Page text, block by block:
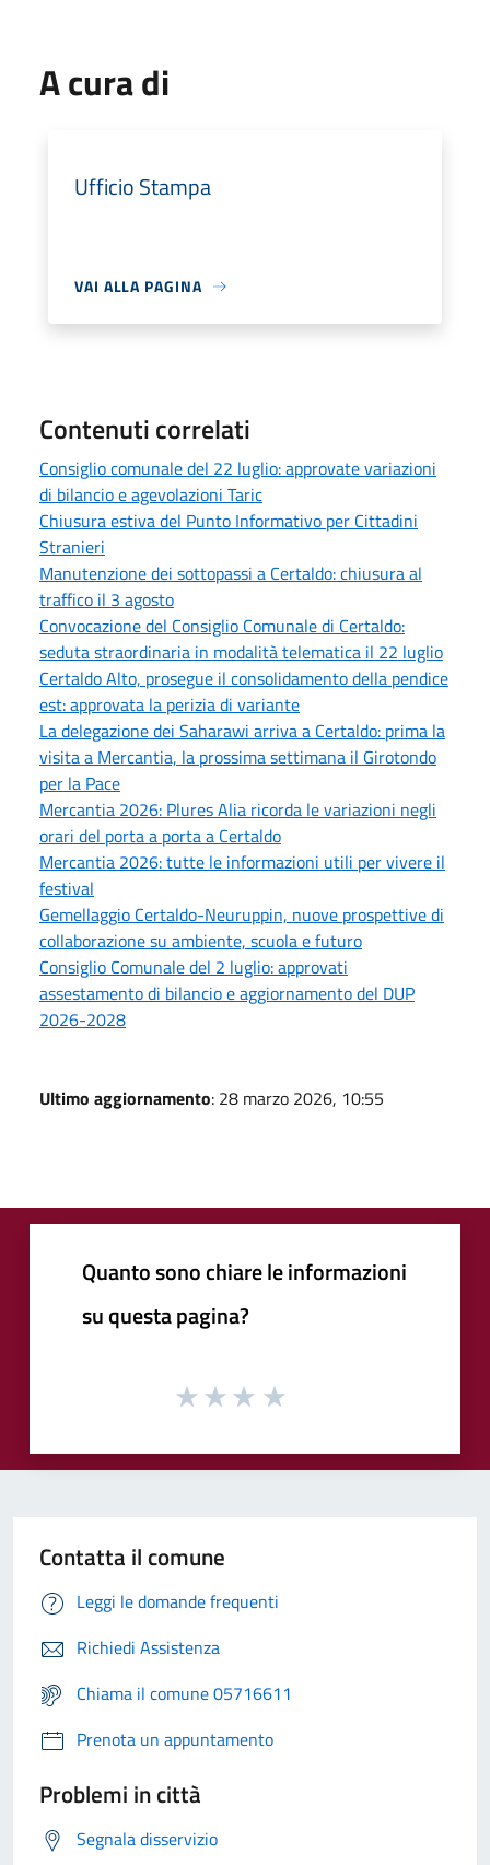
A cura di
Ufficio Stampa
VAI ALLA PAGINA
Contenuti correlati
Consiglio comunale del 22 luglio: approvate variazioni
di bilancio e agevolazioni Taric
Chiusura estiva del Punto Informativo per Cittadini
Stranieri
Manutenzione dei sottopassi a Certaldo: chiusura al
traffico il 3 agosto
Convocazione del Consiglio Comunale di Certaldo:
seduta straordinaria in modalità telematica il 22 luglio
Certaldo Alto, prosegue il consolidamento della pendice
est: approvata la perizia di variante
La delegazione dei Saharawi arriva a Certaldo: prima la
visita a Mercantia, la prossima settimana il Girotondo
per la Pace
Mercantia 2026: Plures Alia ricorda le variazioni negli
orari del porta a porta a Certaldo
Mercantia 2026: tutte le informazioni utili per vivere il
festival
Gemellaggio Certaldo-Neuruppin, nuove prospettive di
collaborazione su ambiente, scuola e futuro
Consiglio Comunale del 2 luglio: approvati
assestamento di bilancio e aggiornamento del DUP
2026-2028
Ultimo aggiornamento: 28 marzo 2026, 10:55
Quanto sono chiare le informazioni
su questa pagina?
Contatta il comune
Leggi le domande frequenti
Richiedi Assistenza
Chiama il comune 05716611
Prenota un appuntamento
Problemi in città
Segnala disservizio